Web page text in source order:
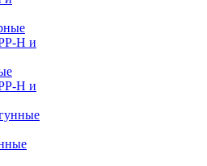
H и